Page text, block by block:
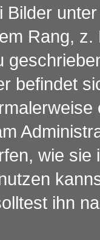
Bilder
Rang,
befindet
wie
ihn